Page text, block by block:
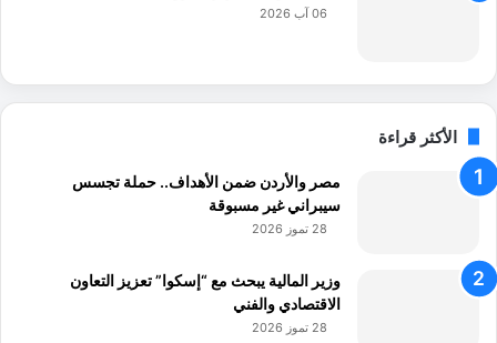
06 آب 2026
الأكثر قراءة
مصر والأردن ضمن الأهداف.. حملة تجسس
سيبراني غير مسبوقة
28 تموز 2026
وزير المالية يبحث مع “إسكوا” تعزيز التعاون
الاقتصادي والفني
28 تموز 2026